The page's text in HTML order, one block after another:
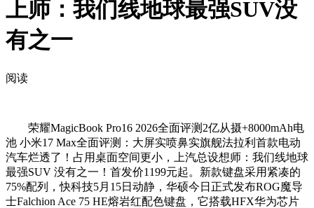
上师：我们线地球最强SUV没
有之一
阅读
荣耀MagicBook Pro16 2026全面评测2亿从摄+8000mAh电
池 小米17 Max全面评测：大屏实喷鼻实旗舰法拉利首款电动
汽车烂透了！占用桌面空间更小，上汽总设想师：我们线地球
最强SUV 没有之一！首发价1199元起。新款键盘采用紧凑的
75%配列，快科技5月15日动静，华硕今日正式发布ROG魔导
士Falchion Ace 75 HE熔岩红配色键盘，它搭载HFX华为芯片